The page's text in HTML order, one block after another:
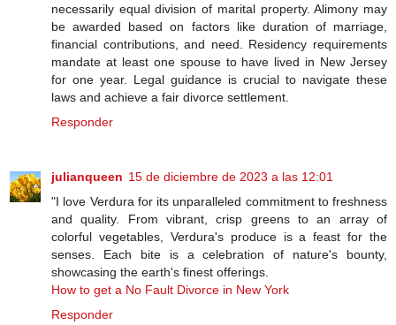
necessarily equal division of marital property. Alimony may
be awarded based on factors like duration of marriage,
financial contributions, and need. Residency requirements
mandate at least one spouse to have lived in New Jersey
for one year. Legal guidance is crucial to navigate these
laws and achieve a fair divorce settlement.
Responder
julianqueen 15 de diciembre de 2023 a las 12:01
"I love Verdura for its unparalleled commitment to freshness
and quality. From vibrant, crisp greens to an array of
colorful vegetables, Verdura's produce is a feast for the
senses. Each bite is a celebration of nature's bounty,
showcasing the earth's finest offerings.
How to get a No Fault Divorce in New York
Responder